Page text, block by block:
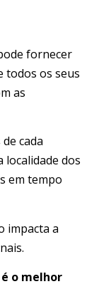
fornecer
todos os seus
as
cada
localidade dos
em tempo
impacta a
o melhor